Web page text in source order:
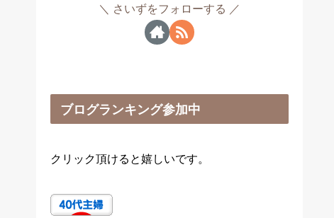
さいずをフォローする
ブログランキング参加中
クリック頂けると嬉しいです。